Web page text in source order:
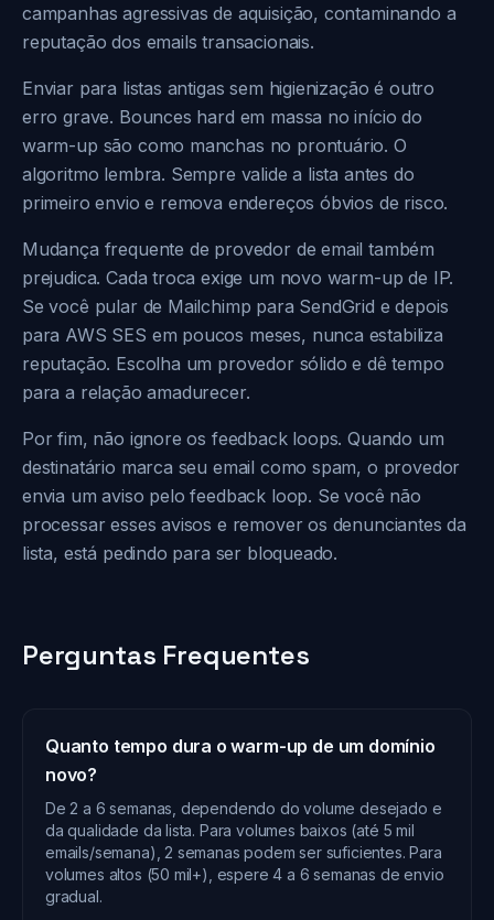
campanhas agressivas de aquisição, contaminando a
reputação dos emails transacionais.
Enviar para listas antigas sem higienização é outro
erro grave. Bounces hard em massa no início do
warm-up são como manchas no prontuário. O
algoritmo lembra. Sempre valide a lista antes do
primeiro envio e remova endereços óbvios de risco.
Mudança frequente de provedor de email também
prejudica. Cada troca exige um novo warm-up de IP.
Se você pular de Mailchimp para SendGrid e depois
para AWS SES em poucos meses, nunca estabiliza
reputação. Escolha um provedor sólido e dê tempo
para a relação amadurecer.
Por fim, não ignore os feedback loops. Quando um
destinatário marca seu email como spam, o provedor
envia um aviso pelo feedback loop. Se você não
processar esses avisos e remover os denunciantes da
lista, está pedindo para ser bloqueado.
Perguntas Frequentes
Quanto tempo dura o warm-up de um domínio
novo?
De 2 a 6 semanas, dependendo do volume desejado e
da qualidade da lista. Para volumes baixos (até 5 mil
emails/semana), 2 semanas podem ser suficientes. Para
volumes altos (50 mil+), espere 4 a 6 semanas de envio
gradual.